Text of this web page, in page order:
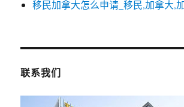
移民加拿大怎么申请_移民,加拿大,
联系我们